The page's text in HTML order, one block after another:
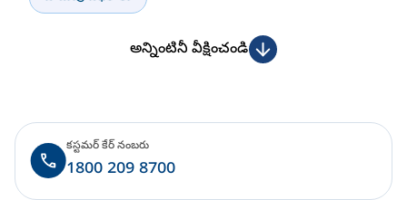
అన్నింటినీ వీక్షించండి
1800 209 8700
కస్టమర్ కేర్ నంబరు